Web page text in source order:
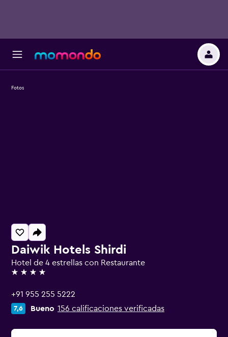
Daiwik Hotels Shirdi
Hotel de 4 estrellas con Restaurante
4 estrellas
+91 955 255 5222
7,6 Bueno 156 calificaciones verificadas
Fotos